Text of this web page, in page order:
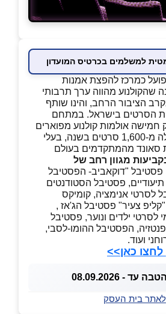
פועל כמרכז להפצת אמנות
שהקולנוע מהווה ערך תרבותי
הציבור הרחב, והינו שותף
הסרטים בישראל. במתחם
אולמות קולנוע מפוארים
בהם מוקרנים למעלה מ-1,600 סרטים בשנה, בעלי
סאונד מהמתקדמים בעולם
מגוון רחב של
פסטיבל "דוקאביב- הפסטיבל
פסטיבל הסטודנטים
לסרטי אנימציה, קומיקס
צעיר" פסטיבל הג'אז ,
לסרטי ילדים ונוער, פסטיבל
ופנטזיה, הפסטיבל ההומו-לסבי,
ועוד.
כאן>>
עד - 08.09.2026
לאתר בית העסק